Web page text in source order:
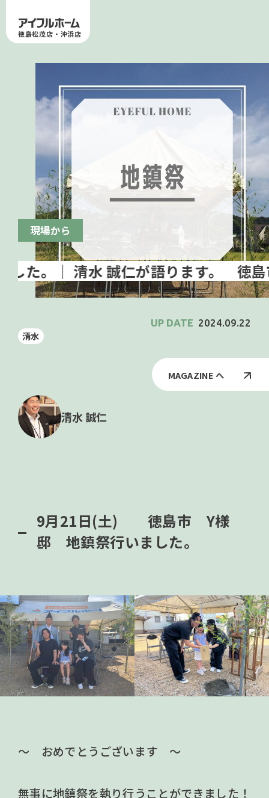
徳島松茂店・沖浜店
現場から
徳島
清水
2024.09.22
MAGAZINE へ
清水 誠仁
9月21日(土) 徳島市 Y様
邸 地鎮祭行いました。
～ おめでとうございます ～
無事に地鎮祭を執り行うことができました！